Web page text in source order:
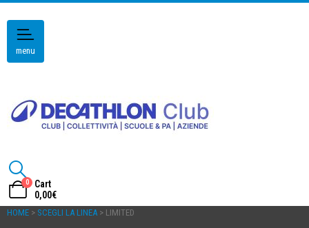
menu
0
Cart
0,00€
HOME > SCEGLI LA LINEA > LIMITED